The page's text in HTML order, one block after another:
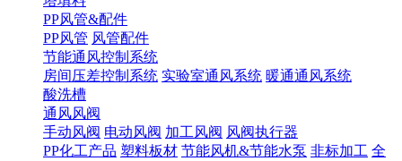
PP风管&配件
PP风管 风管配件
节能通风控制系统
房间压差控制系统 实验室通风系统 暖通通风系统
酸洗槽
通风风阀
手动风阀 电动风阀 加工风阀 风阀执行器
PP化工产品 塑料板材 节能风机&节能水泵 非标加工 全